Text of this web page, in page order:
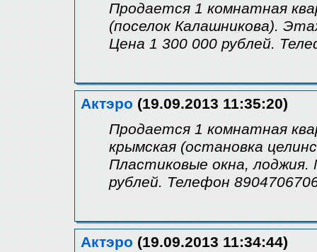
Продается 1 комнатная
(поселок Калашникова).
Цена 1 300 000 рублей.
Актэро (19.09.2013 11:35:20)
Продается 1 комнатная
крымская (остановка
Пластиковые окна,
рублей. Телефон
Актэро (19.09.2013 11:34:44)